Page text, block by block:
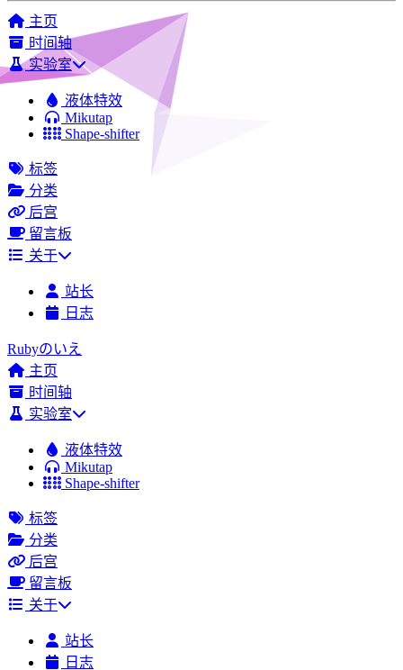
主页
时间轴
实验室
液体特效
Mikutap
Shape-shifter
标签
分类
后宫
留言板
关于
站长
日志
Rubyのいえ
主页
时间轴
实验室
液体特效
Mikutap
Shape-shifter
标签
分类
后宫
留言板
关于
站长
日志